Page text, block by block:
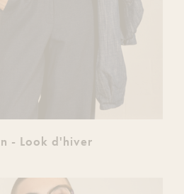
- Look d'hiver